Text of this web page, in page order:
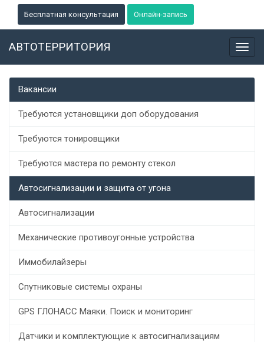
Бесплатная консультация Онлайн-запись
АВТОТЕРРИТОРИЯ
Вакансии
Требуются установщики доп оборудования
Требуются тонировщики
Требуются мастера по ремонту стекол
Автосигнализации и защита от угона
Автосигнализации
Механические противоугонные устройства
Иммобилайзеры
Спутниковые системы охраны
GPS ГЛОНАСС Маяки. Поиск и мониторинг
Датчики и комплектующие к автосигнализациям